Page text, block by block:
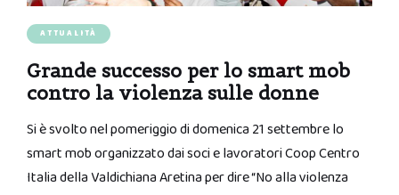
ATTUALITÀ
Grande successo per lo smart mob
contro la violenza sulle donne
Si è svolto nel pomeriggio di domenica 21 settembre lo
smart mob organizzato dai soci e lavoratori Coop Centro
Italia della Valdichiana Aretina per dire “No alla violenza